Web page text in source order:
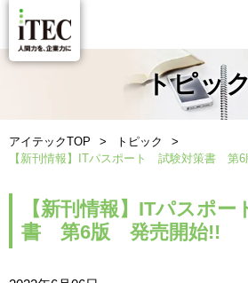
トピック
アイテックTOP
トピック
【新刊情報】ITパスポート 試験対策書 第
【新刊情報】ITパスポ
書 第6版 発売開始!!